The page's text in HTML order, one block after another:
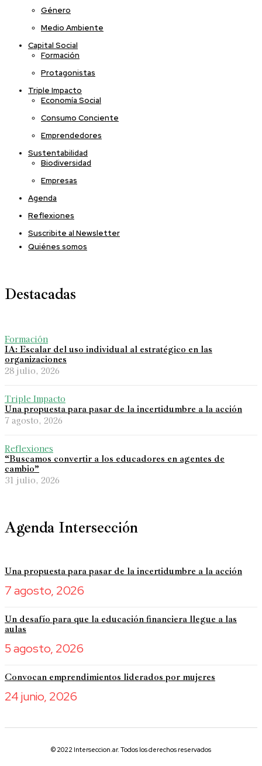
Género
Medio Ambiente
Capital Social
Formación
Protagonistas
Triple Impacto
Economía Social
Consumo Conciente
Emprendedores
Sustentabilidad
Biodiversidad
Empresas
Agenda
Reflexiones
Suscribite al Newsletter
Quiénes somos
Destacadas
Formación
IA: Escalar del uso individual al estratégico en las
organizaciones
28 julio, 2026
Triple Impacto
Una propuesta para pasar de la incertidumbre a la acción
7 agosto, 2026
Reflexiones
“Buscamos convertir a los educadores en agentes de
cambio”
31 julio, 2026
Agenda Intersección
Una propuesta para pasar de la incertidumbre a la acción
7 agosto, 2026
Un desafío para que la educación financiera llegue a las
aulas
5 agosto, 2026
Convocan emprendimientos liderados por mujeres
24 junio, 2026
© 2022 Interseccion.ar. Todos los derechos reservados